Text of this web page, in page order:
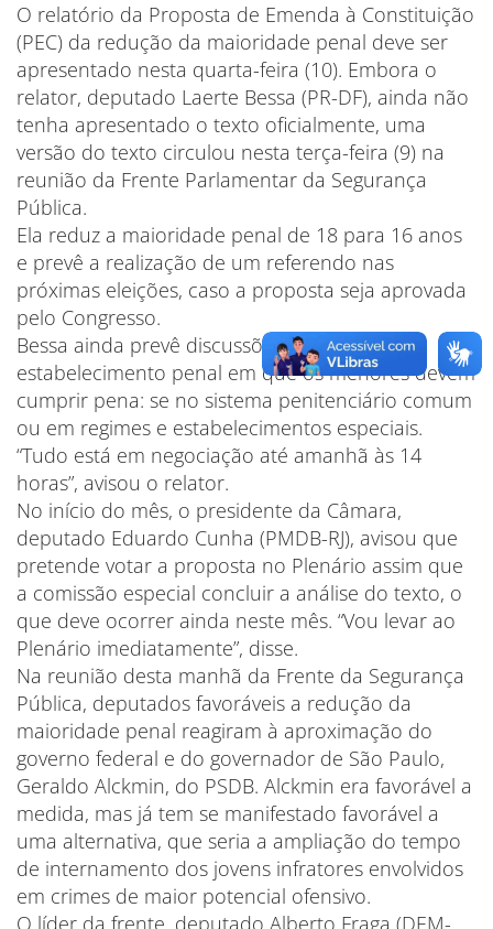
O relatório da Proposta de Emenda à Constituição
(PEC) da redução da maioridade penal deve ser
apresentado nesta quarta-feira (10). Embora o
relator, deputado Laerte Bessa (PR-DF), ainda não
tenha apresentado o texto oficialmente, uma
versão do texto circulou nesta terça-feira (9) na
reunião da Frente Parlamentar da Segurança
Pública.
Ela reduz a maioridade penal de 18 para 16 anos
e prevê a realização de um referendo nas
próximas eleições, caso a proposta seja aprovada
pelo Congresso.
Bessa ainda prevê discussões sobre o tipo de
estabelecimento penal em que os menores devem
cumprir pena: se no sistema penitenciário comum
ou em regimes e estabelecimentos especiais.
“Tudo está em negociação até amanhã às 14
horas”, avisou o relator.
No início do mês, o presidente da Câmara,
deputado Eduardo Cunha (PMDB-RJ), avisou que
pretende votar a proposta no Plenário assim que
a comissão especial concluir a análise do texto, o
que deve ocorrer ainda neste mês. “Vou levar ao
Plenário imediatamente”, disse.
Na reunião desta manhã da Frente da Segurança
Pública, deputados favoráveis a redução da
maioridade penal reagiram à aproximação do
governo federal e do governador de São Paulo,
Geraldo Alckmin, do PSDB. Alckmin era favorável a
medida, mas já tem se manifestado favorável a
uma alternativa, que seria a ampliação do tempo
de internamento dos jovens infratores envolvidos
em crimes de maior potencial ofensivo.
O líder da frente, deputado Alberto Fraga (DEM-